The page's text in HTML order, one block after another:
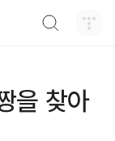
을 찾아